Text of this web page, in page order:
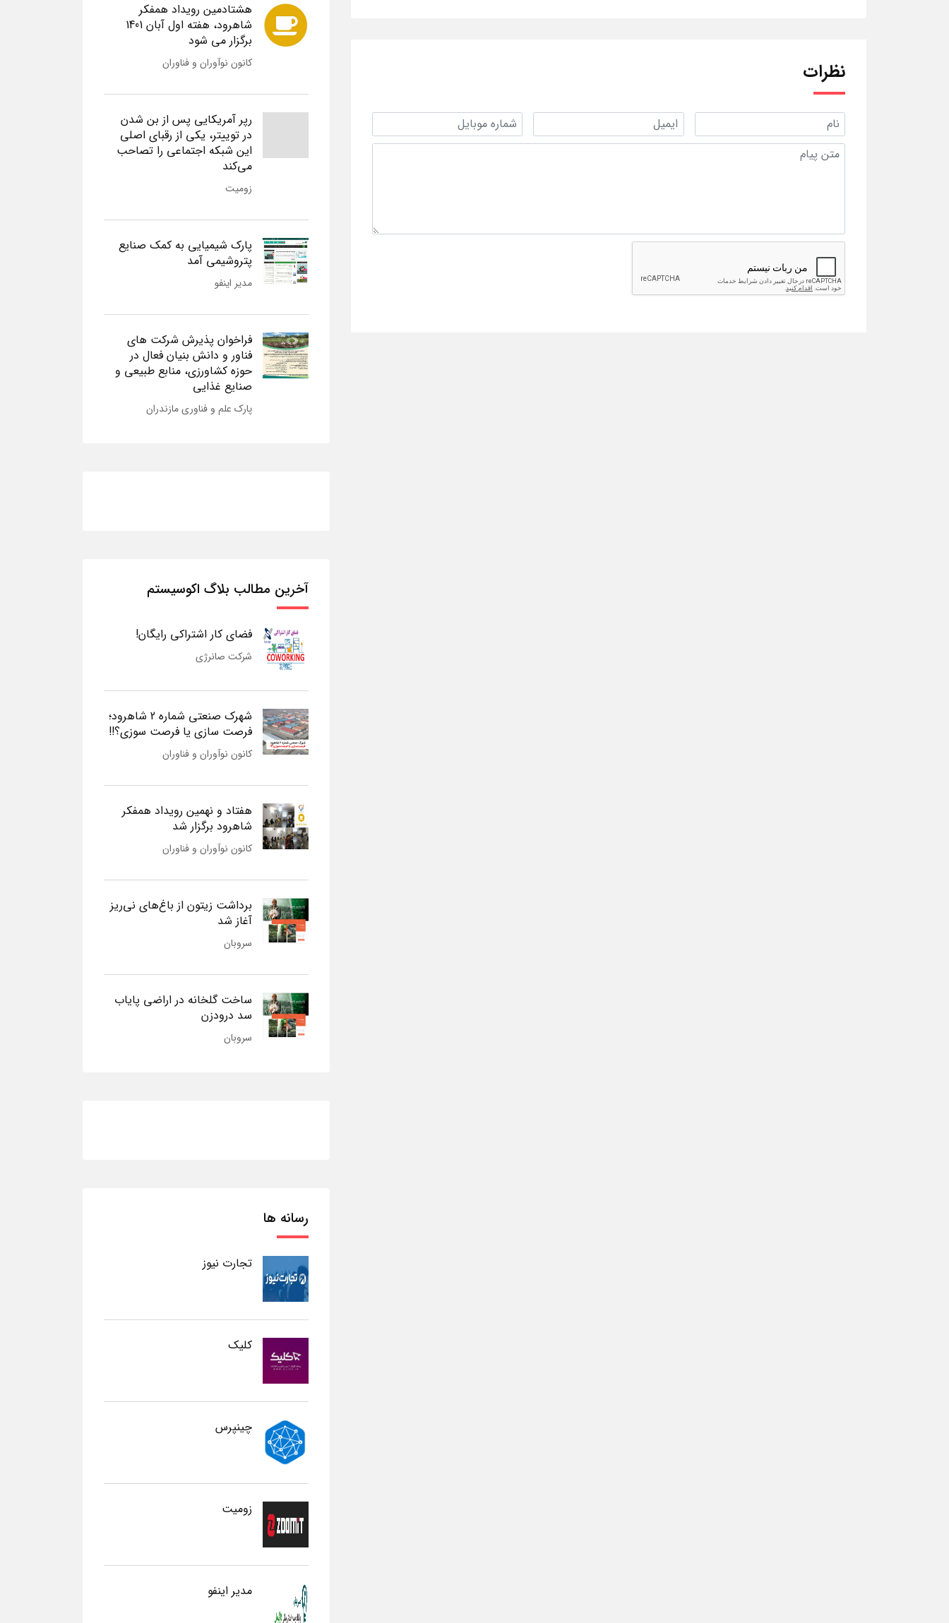
نظرات
هشتادمین رویداد همفکر
شاهرود، هفته اول آبان 1401
برگزار می شود
کانون نوآوران و فناوران
رپر آمریکایی پس از بن شدن
در توییتر، یکی از رقبای اصلی
این شبکه اجتماعی را تصاحب
می‌کند
زومیت
پارک شیمیایی به کمک صنایع
پتروشیمی آمد
مدیر اینفو
فراخوان پذیرش شرکت های
فناور و دانش بنیان فعال در
حوزه کشاورزی، منابع طبیعی و
صنایع غذایی
پارک علم و فناوری مازندران
آخرین مطالب بلاگ اکوسیستم
فضای کار اشتراکی رایگان!
شرکت صانرژی
شهرک صنعتی شماره 2 شاهرود؛
فرصت سازی یا فرصت سوزی؟!!
کانون نوآوران و فناوران
هفتاد و نهمین رویداد همفکر
شاهرود برگزار شد
کانون نوآوران و فناوران
برداشت زیتون از باغ‌های نی‌ریز
آغاز شد
سروبان
ساخت گلخانه در اراضی پایاب
سد درودزن
سروبان
رسانه ها
تجارت نیوز
کلیک
چینپرس
زومیت
مدیر اینفو